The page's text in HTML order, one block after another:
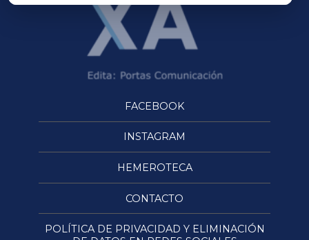
FACEBOOK
INSTAGRAM
HEMEROTECA
CONTACTO
POLÍTICA DE PRIVACIDAD Y ELIMINACIÓN